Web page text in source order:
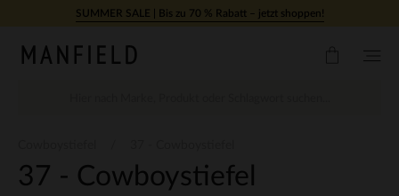
Zum Inhalt springenSUMMER SALE | Bis zu 70 % Rabatt – jetzt shoppen!
37 - Cowboystiefel